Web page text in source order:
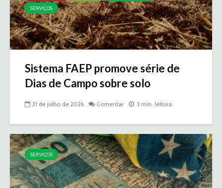
SERVIÇOS
Sistema FAEP promove série de
Dias de Campo sobre solo
31 de julho de 2026 Comentar 3 min. leitura
SERVIÇOS